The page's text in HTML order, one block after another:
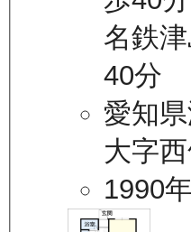
名鉄
40分
愛知
大字
1990